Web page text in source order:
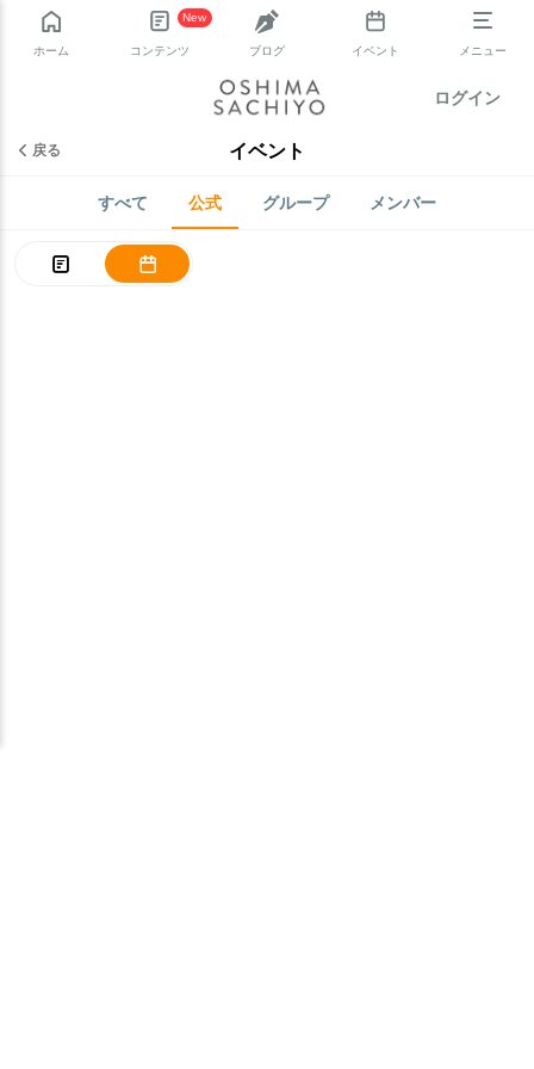
ホーム
New
コンテンツ ブログ イベント メニュー
ログイン
戻る イベント
すべて 公式 グループ メンバー